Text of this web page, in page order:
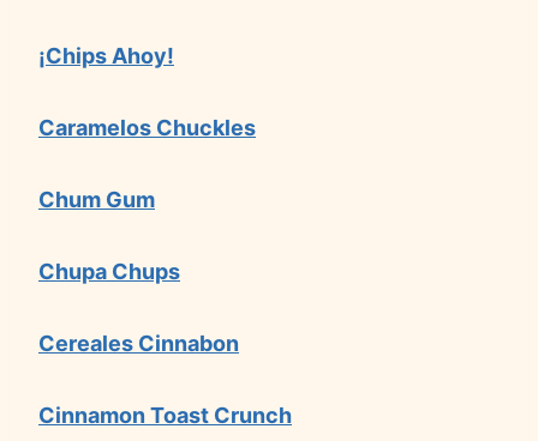
¡Chips Ahoy!
Caramelos Chuckles
Chum Gum
Chupa Chups
Cereales Cinnabon
Cinnamon Toast Crunch